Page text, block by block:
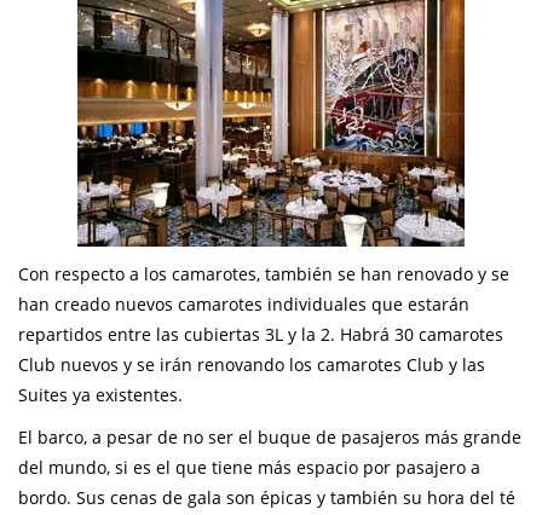
Con respecto a los camarotes, también se han renovado y se
han creado nuevos camarotes individuales que estarán
repartidos entre las cubiertas 3L y la 2. Habrá 30 camarotes
Club nuevos y se irán renovando los camarotes Club y las
Suites ya existentes.
El barco, a pesar de no ser el buque de pasajeros más grande
del mundo, si es el que tiene más espacio por pasajero a
bordo. Sus cenas de gala son épicas y también su hora del té